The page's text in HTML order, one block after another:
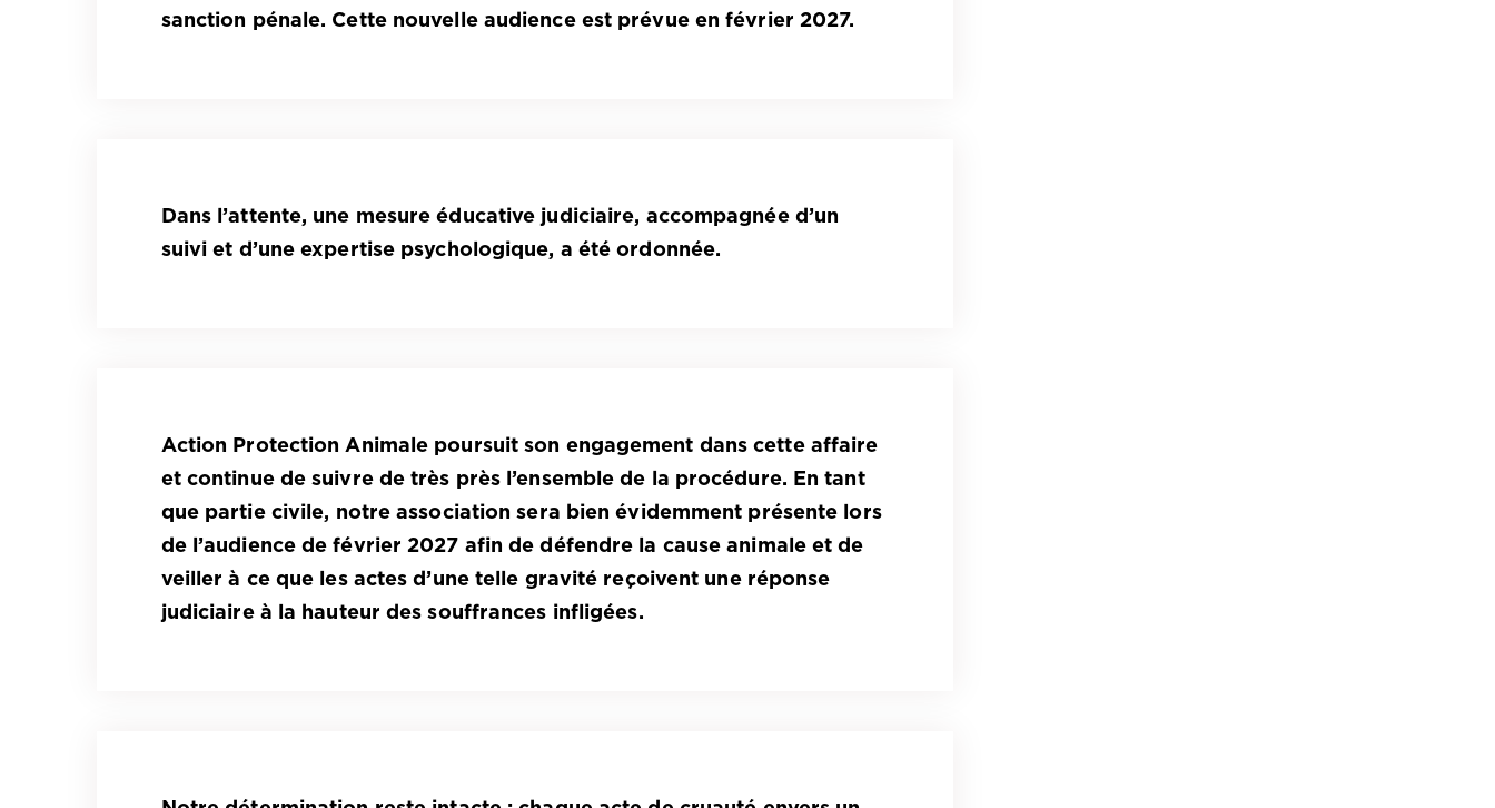
sanction pénale. Cette nouvelle audience est prévue en février 2027.
Dans l’attente, une mesure éducative judiciaire, accompagnée d’un
suivi et d’une expertise psychologique, a été ordonnée.
Action Protection Animale poursuit son engagement dans cette affaire
et continue de suivre de très près l’ensemble de la procédure. En tant
que partie civile, notre association sera bien évidemment présente lors
de l’audience de février 2027 afin de défendre la cause animale et de
veiller à ce que les actes d’une telle gravité reçoivent une réponse
judiciaire à la hauteur des souffrances infligées.